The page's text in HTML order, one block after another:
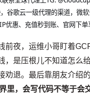
谷歌云一级代理的渠道，微
优惠、充值秒到账、官网下单
前夜，运维小哥盯着
是压根儿不知道怎么
劝退。最后靠朋友介绍
里，会写代码不等于会